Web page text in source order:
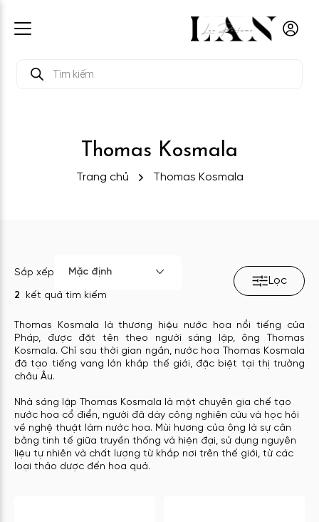
kiếm
Thomas Kosmala
Trang chủ Thomas Kosmala
Lọc
Sắp xếp Mặc định
2 kết quả tìm kiếm
Thomas Kosmala là thương hiệu nước hoa nổi tiếng của
Pháp, được đặt tên theo người sáng lập, ông Thomas
Kosmala. Chỉ sau thời gian ngắn, nước hoa Thomas Kosmala
đã tạo tiếng vang lớn khắp thế giới, đặc biệt tại thị trường
châu Âu.
Nhà sáng lập Thomas Kosmala là một chuyên gia chế tạo
nước hoa cổ điển, người đã dày công nghiên cứu và học hỏi
về nghệ thuật làm nước hoa. Mùi hương của ông là sự cân
bằng tinh tế giữa truyền thống và hiện đại, sử dụng nguyên
liệu tự nhiên và chất lượng từ khắp nơi trên thế giới, từ các
loại thảo dược đến hoa quả.